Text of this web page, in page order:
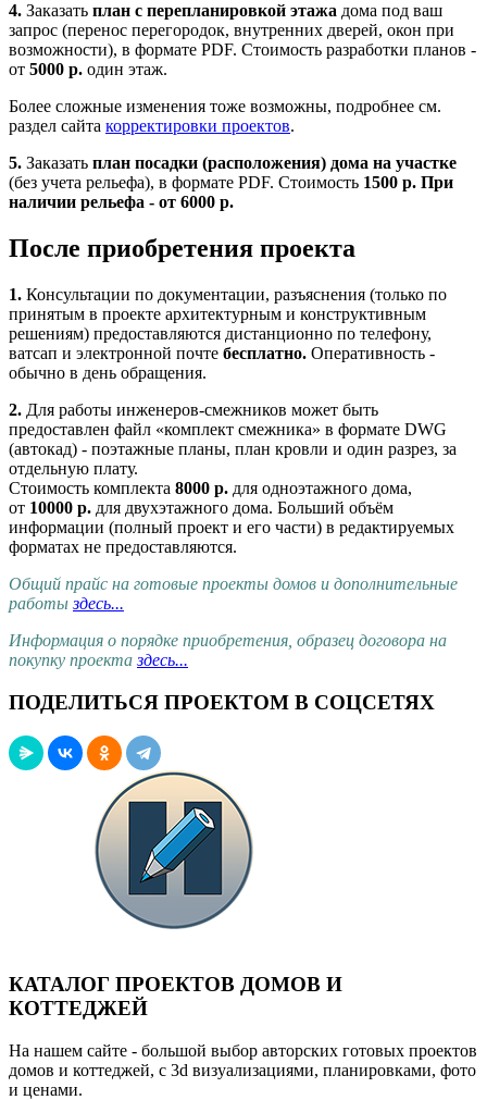
4. Заказать план с перепланировкой этажа дома под ваш
запрос (перенос перегородок, внутренних дверей, окон при
возможности), в формате PDF. Стоимость разработки планов -
от 5000 р. один этаж.
Более сложные изменения тоже возможны, подробнее см.
раздел сайта корректировки проектов.
5. Заказать план посадки (расположения) дома на участке
(без учета рельефа), в формате PDF. Стоимость 1500 р. При
наличии рельефа - от 6000 р.
После приобретения проекта
1. Консультации по документации, разъяснения (только по
принятым в проекте архитектурным и конструктивным
решениям) предоставляются дистанционно по телефону,
ватсап и электронной почте бесплатно. Оперативность -
обычно в день обращения.
2. Для работы инженеров-смежников может быть
предоставлен файл «комплект смежника» в формате DWG
(автокад) - поэтажные планы, план кровли и один разрез, за
отдельную плату.
Стоимость комплекта 8000 р. для одноэтажного дома,
от 10000 р. для двухэтажного дома. Больший объём
информации (полный проект и его части) в редактируемых
форматах не предоставляются.
Общий прайс на готовые проекты домов и дополнительные
работыздесь...
Информация о порядке приобретения, образец договора на
покупку проектаздесь...
ПОДЕЛИТЬСЯ ПРОЕКТОМ В СОЦСЕТЯХ
КАТАЛОГ ПРОЕКТОВ ДОМОВ И
КОТТЕДЖЕЙ
На нашем сайте - большой выбор авторских готовых проектов
домов и коттеджей, с 3d визуализациями, планировками, фото
и ценами.